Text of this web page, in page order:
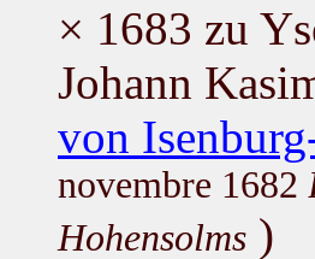
× 1683 zu
Johann
von
novembre 1682
Hohensolms )